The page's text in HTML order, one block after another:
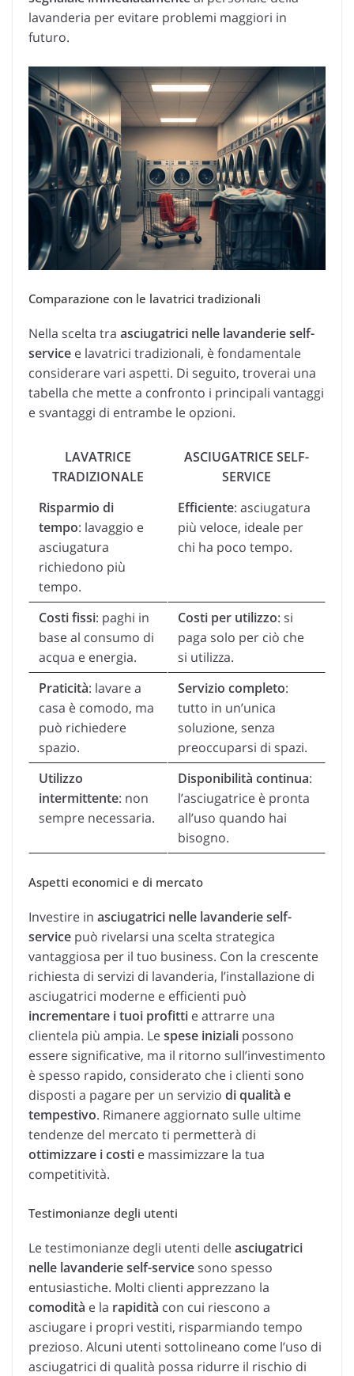
lavanderia per evitare problemi maggiori in
futuro.
Comparazione con le lavatrici tradizionali
Nella scelta tra asciugatrici nelle lavanderie self-
service e lavatrici tradizionali, è fondamentale
considerare vari aspetti. Di seguito, troverai una
tabella che mette a confronto i principali vantaggi
e svantaggi di entrambe le opzioni.
LAVATRICE
TRADIZIONALE
ASCIUGATRICE SELF-
SERVICE
Risparmio di
tempo: lavaggio e
asciugatura
richiedono più
tempo.
Efficiente: asciugatura
più veloce, ideale per
chi ha poco tempo.
Costi fissi: paghi in
base al consumo di
acqua e energia.
Costi per utilizzo: si
paga solo per ciò che
si utilizza.
Praticità: lavare a
casa è comodo, ma
può richiedere
spazio.
Servizio completo:
tutto in un’unica
soluzione, senza
preoccuparsi di spazi.
Utilizzo
intermittente: non
sempre necessaria.
Disponibilità continua:
l’asciugatrice è pronta
all’uso quando hai
bisogno.
Aspetti economici e di mercato
Investire in asciugatrici nelle lavanderie self-
service può rivelarsi una scelta strategica
vantaggiosa per il tuo business. Con la crescente
richiesta di servizi di lavanderia, l’installazione di
asciugatrici moderne e efficienti può
incrementare i tuoi profitti e attrarre una
clientela più ampia. Lespese iniziali possono
essere significative, ma il ritorno sull’investimento
è spesso rapido, considerato che i clienti sono
disposti a pagare per un servizio di qualità e
tempestivo. Rimanere aggiornato sulle ultime
tendenze del mercato ti permetterà di
ottimizzare i costi e massimizzare la tua
competitività.
Testimonianze degli utenti
Le testimonianze degli utenti delleasciugatrici
nelle lavanderie self-service sono spesso
entusiastiche. Molti clienti apprezzano la
comodità e la rapidità con cui riescono a
asciugare i propri vestiti, risparmiando tempo
prezioso. Alcuni utenti sottolineano come l’uso di
asciugatrici di qualità possa ridurre il rischio di